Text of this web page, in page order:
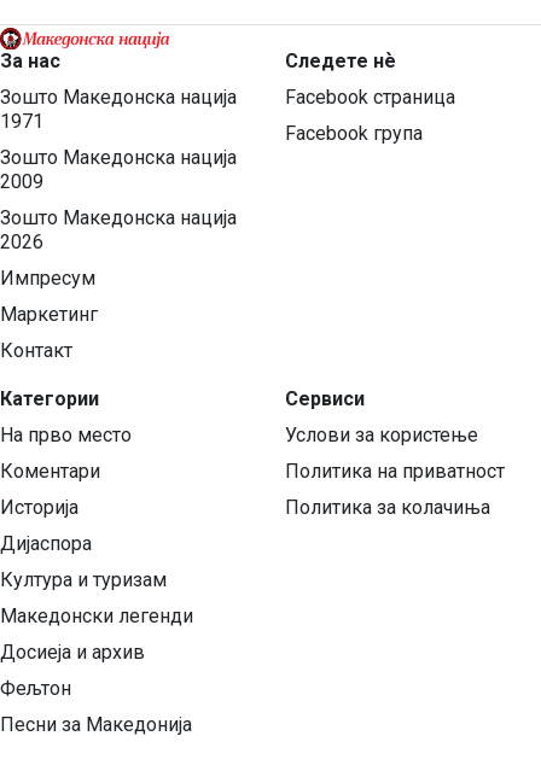
За нас
Зошто Македонска нација
1971
Зошто Македонска нација
2009
Зошто Македонска нација
2026
Импресум
Маркетинг
Контакт
Категории
На прво место
Коментари
Историја
Дијаспора
Култура и туризам
Македонски легенди
Досиеја и архив
Фељтон
Песни за Македонија
Следете нѐ
Facebook страница
Facebook група
Сервиси
Услови за користење
Политика на приватност
Политика за колачиња